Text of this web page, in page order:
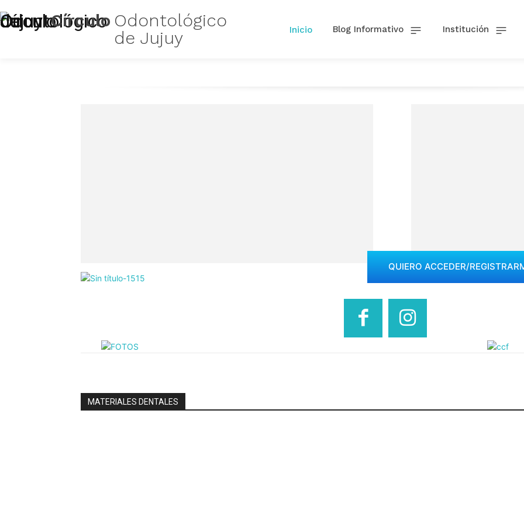
Círculo Odontológico
de Jujuy
Inicio Blog Informativo Institución
QUIERO ACCEDER/
MATERIALES DENTALES